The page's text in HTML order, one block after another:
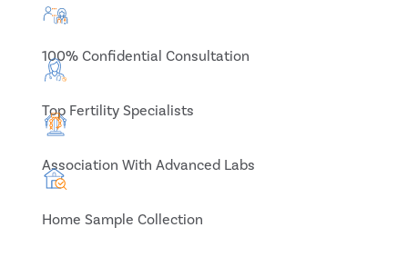
100% Confidential Consultation
Top Fertility Specialists
Association With Advanced Labs
Home Sample Collection